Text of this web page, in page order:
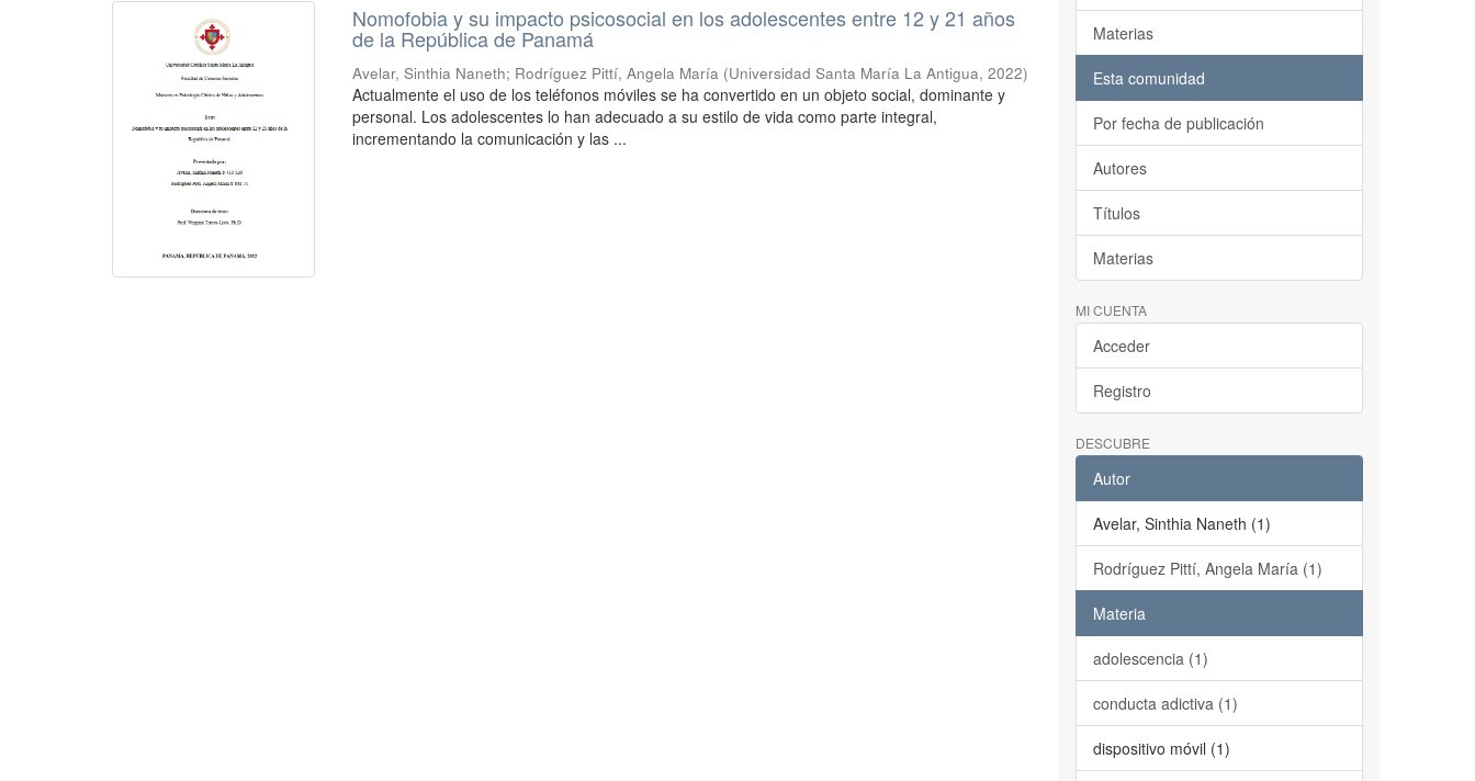
Nomofobia y su impacto psicosocial en los adolescentes entre 12 y 21 años
de la República de Panamá
Avelar, Sinthia Naneth; Rodríguez Pittí, Angela María (Universidad Santa María La Antigua,2022)
Actualmente el uso de los teléfonos móviles se ha convertido en un objeto social, dominante y
personal. Los adolescentes lo han adecuado a su estilo de vida como parte integral,
incrementando la comunicación y las ...
Materias
Esta comunidad
Por fecha de publicación
Autores
Títulos
Materias
MI CUENTA
Acceder
Registro
DESCUBRE
Autor
Avelar, Sinthia Naneth (1)
Rodríguez Pittí, Angela María (1)
Materia
adolescencia (1)
conducta adictiva (1)
dispositivo móvil (1)